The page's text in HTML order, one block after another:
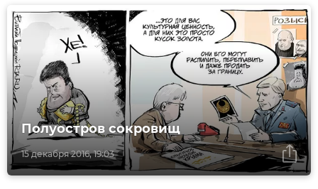
15 декабря 2016, 19:03
Полуостров сокровищ